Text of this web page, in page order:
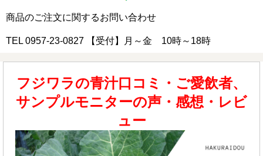
商品のご注文に関するお問い合わせ
TEL 0957-23-0827 【受付】月～金 10時～18時
フジワラの青汁口コミ・ご愛飲者、
サンプルモニターの声・感想・レビ
ュー